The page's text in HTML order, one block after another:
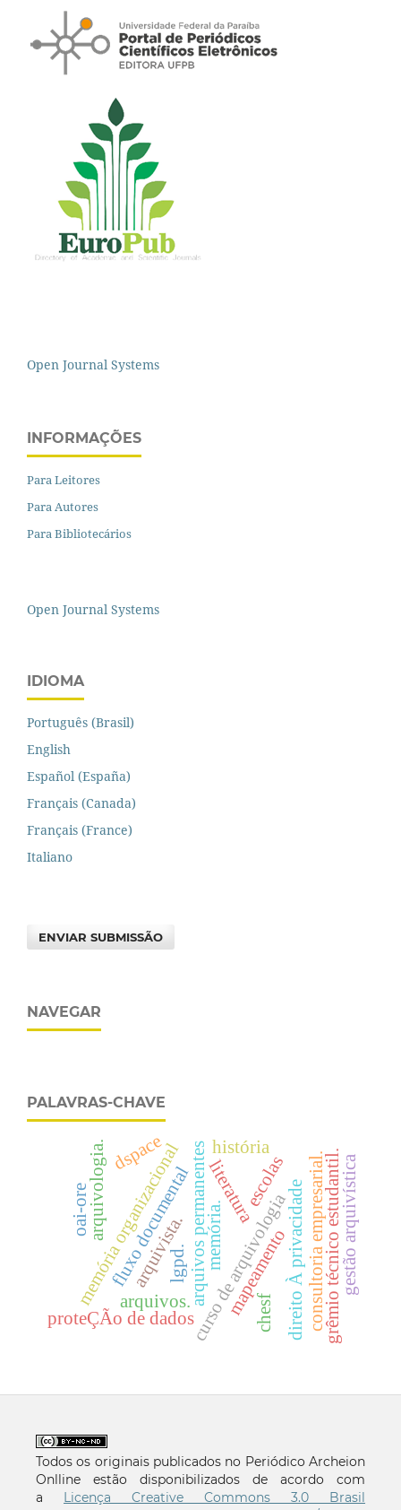
Open Journal Systems
INFORMAÇÕES
Para Leitores
Para Autores
Para Bibliotecários
Open Journal Systems
IDIOMA
Português (Brasil)
English
Español (España)
Français (Canada)
Français (France)
Italiano
ENVIAR SUBMISSÃO
NAVEGAR
PALAVRAS-CHAVE
curso de arquivologia
arquivos permanentes
proteÇÃo de dados direito À privacidade
lgpd. consultoria empresarial.
memória organizacional mapeamento
literatura
arquivista.
arquivologia. memória. grêmio técnico estudantil.
escolas
fluxo documental
arquivos. chesf
história
gestão arquivística
dspace
oai-ore
Todos os originais publicados no Periódico Archeion
Onlline estão disponibilizados de acordo com
a Licença Creative Commons 3.0 Brasil